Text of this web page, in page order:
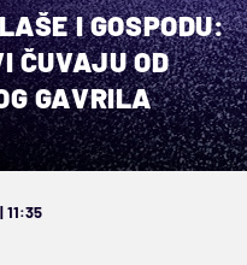
I GOSPODU:
ČUVAJU OD
GAVRILA
11:35